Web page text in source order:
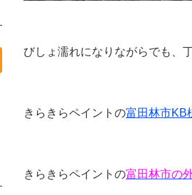
びしょ濡れになりながらでも、
きらきらペイントの富田林市KB
きらきらペイントの富田林市の